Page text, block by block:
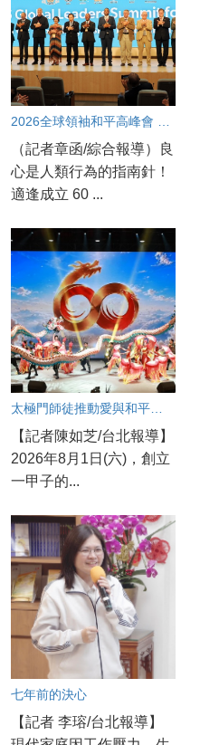
（記者章函/綜合報導）良
心是人類行為的指南針！
適逢成立 60 ...
【記者陳如芝/台北報導】
2026年8月1日(六)，創立
一甲子的...
七年前的決心
【記者 李瑢/台北報導】